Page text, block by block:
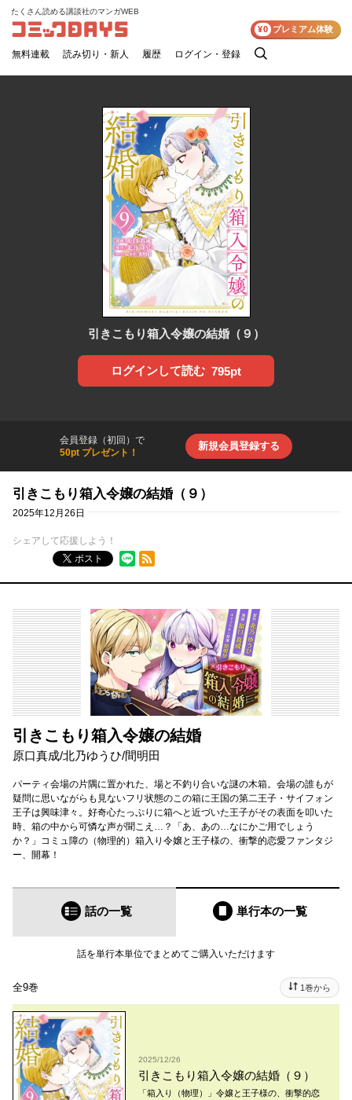
コミックDAYS
たくさん読める講談社のマンガWEB
無料連載 読み切り・新人 履歴 ログイン・登録
検
¥0 プレミアム体験
引きこもり箱入令嬢の結婚（９）
ログインして読む 795pt
会員登録（初回）で
50pt プレゼント！
新規会員登録する
引きこもり箱入令嬢の結婚（９）
2025年12月26日
シェアして応援しよう！
ポスト
RSSフィード
引きこもり箱入令嬢の結婚
原口真成/北乃ゆうひ/間明田
パーティ会場の片隅に置かれた、場と不釣り合いな謎の木箱。会場の誰もが
疑問に思いながらも見ないフリ状態のこの箱に王国の第二王子・サイフォン
王子は興味津々。好奇心たっぷりに箱へと近づいた王子がその表面を叩いた
時、箱の中から可憐な声が聞こえ…？「あ、あの…なにかご用でしょう
か？」コミュ障の（物理的）箱入り令嬢と王子様の、衝撃的恋愛ファンタジ
ー、開幕！
話の一覧 単行本の一覧
話を単行本単位でまとめてご購入いただけます
全9巻 1巻から
2025/12/26
引きこもり箱入令嬢の結婚（９）
「箱入り（物理）」令嬢と王子様の、衝撃的恋